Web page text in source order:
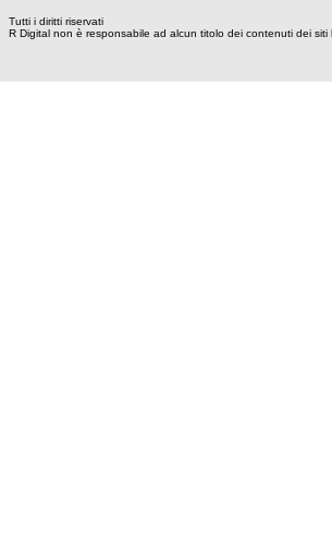
Tutti i diritti riservati
R Digital non è responsabile ad alcun titolo dei contenuti dei siti